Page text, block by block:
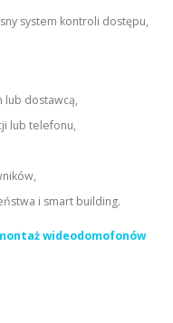
system kontroli dostępu,
dostawcą,
lub telefonu,
i smart building.
wideodomofonów